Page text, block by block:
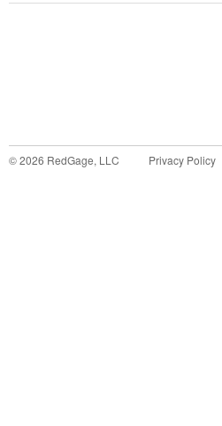
©2026 RedGage, LLC Privacy Policy